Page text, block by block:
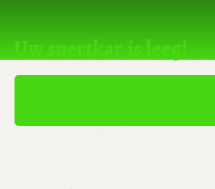
Uw snertkar is leeg!